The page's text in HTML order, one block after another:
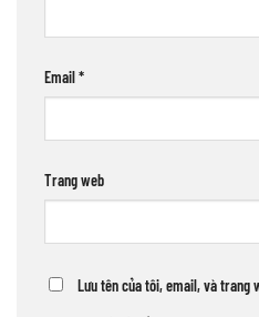
Email*
Trang web
Lưu tên của tôi, email, và trang